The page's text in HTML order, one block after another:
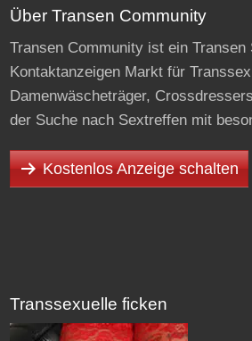
Über Transen Community
Transen Community ist ein Transen
Kontaktanzeigen Markt für
Damenwäscheträger,
der Suche nach Sextreffen mit
Kostenlos Anzeige schalten
Transsexuelle ficken